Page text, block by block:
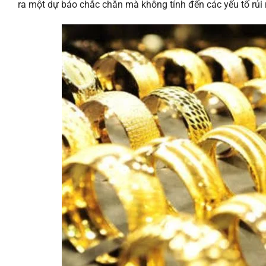
ra một dự báo chắc chắn mà không tính đến các yếu tố rủi